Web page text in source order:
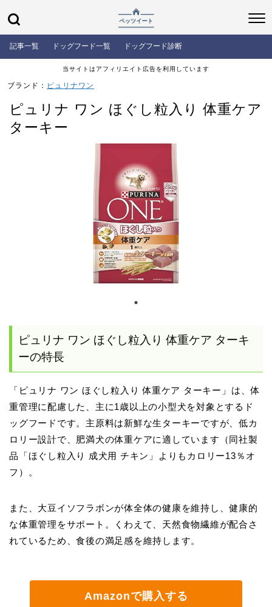
記事一覧 ドッグフード一覧 ドッグフード診断
当サイトはアフィリエイト広告を利用しています
ブランド： ピュリナワン
ピュリナ ワン ほぐし粒入り 体重ケア
ターキー
ピュリナ ワン ほぐし粒入り 体重ケア ターキ
ーの特長
「ピュリナ ワン ほぐし粒入り 体重ケア ターキー」は、体
重管理に配慮した、主に1歳以上の小型犬を対象とするド
ッグフードです。主原料は新鮮な生ターキーですが、低カ
ロリー設計で、肥満犬の体重ケアに適しています（同社製
品「ほぐし粒入り 成犬用 チキン」よりもカロリー13％オ
フ）。
また、大豆イソフラボンが体全体の健康を維持し、健康的
な体重管理をサポート。くわえて、天然食物繊維が配合さ
れているため、食後の満足感を維持します。
Amazonで購入する